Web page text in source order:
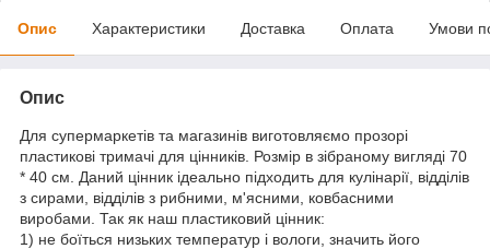
Опис Характеристики Доставка Оплата Умови
Опис
Для супермаркетів та магазинів виготовляємо прозорі
пластикові тримачі для цінників. Розмір в зібраному вигляді 70
* 40 см. Даний цінник ідеально підходить для кулінарії, відділів
з сирами, відділів з рибними, м'ясними, ковбасними
виробами. Так як наш пластиковий цінник:
1) не боїться низьких температур і вологи, значить його